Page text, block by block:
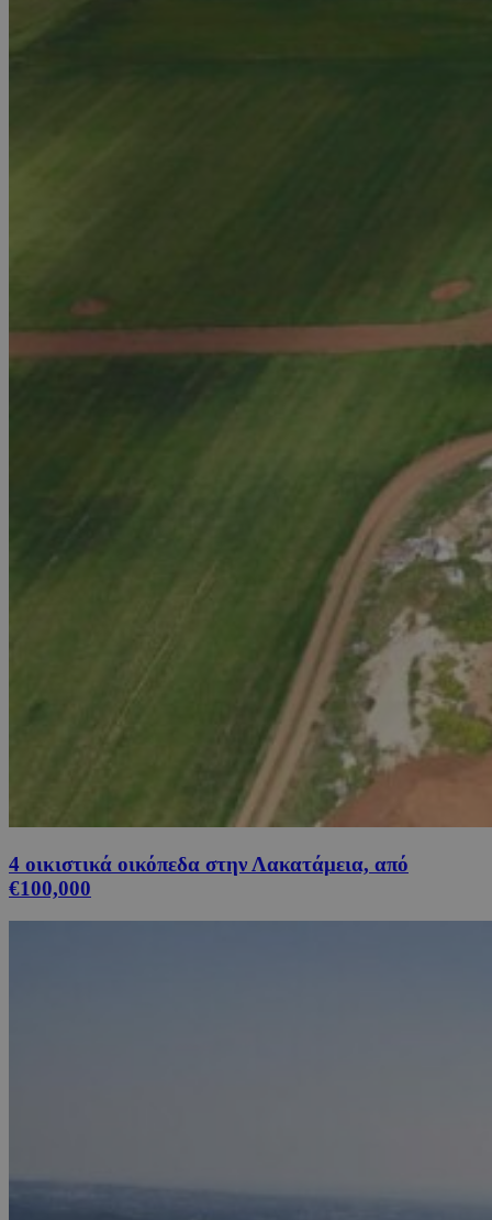
4 οικιστικά οικόπεδα στην Λακατάμεια, από
€100,000